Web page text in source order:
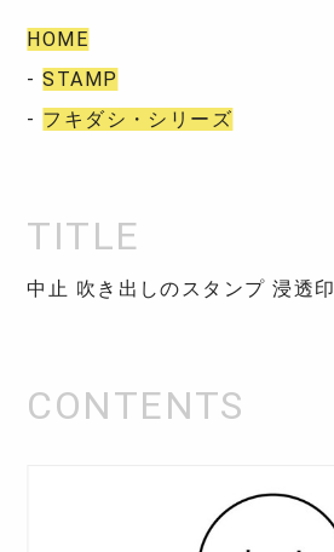
HOME
-STAMP
- フキダシ・シリーズ
中止 吹き出しのスタンプ 浸透印